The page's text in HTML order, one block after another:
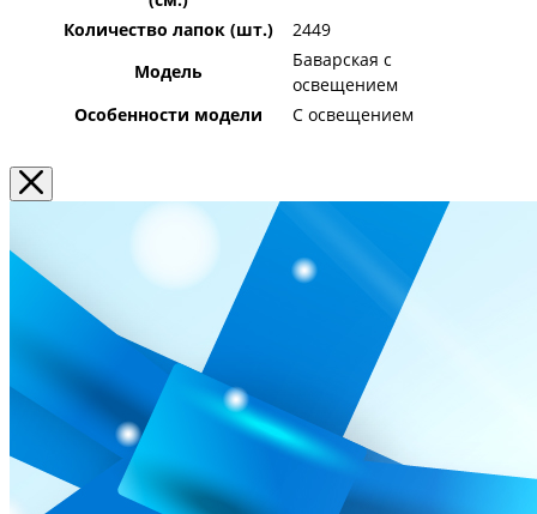
Количество лапок (шт.)
2449
Модель
Баварская с
освещением
Особенности модели
С освещением